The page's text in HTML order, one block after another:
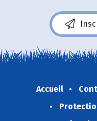
Accueil